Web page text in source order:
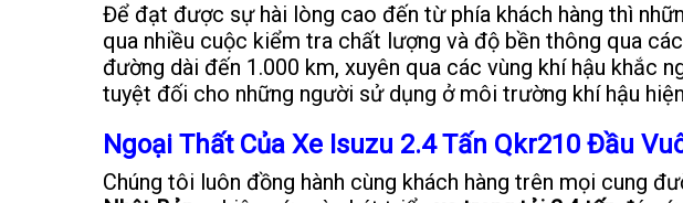
Để đạt được sự hài lòng cao đến từ phía khách hàng thì
qua nhiều cuộc kiểm tra chất lượng và độ bền thông qua
đường dài đến 1.000 km, xuyên qua các vùng khí hậu khắc
tuyệt đối cho những người sử dụng ở môi trường khí hậu
Ngoại Thất Của Xe Isuzu 2.4 Tấn Qkr210 Đầu
Chúng tôi luôn đồng hành cùng khách hàng trên mọi cung